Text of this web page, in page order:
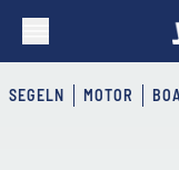
SEGELN MOTOR